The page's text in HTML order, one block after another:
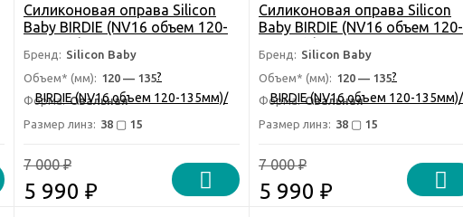
Силиконовая оправа Silicon
Baby BIRDIE (NV16 объем 120-
антивандальная оправа для
очков - Силикон бэйби
Бренд: Silicon Baby
Объем* (мм): 120 — 135?
Форма: Овальная
Размер линз: 38 ▢ 15
7 000₽
5 990 ₽
Силиконовая оправа Silicon
Baby BIRDIE (NV16 объем 120-
антивандальная оправа для
очков - Силикон бэйби
Бренд: Silicon Baby
Объем* (мм): 120 — 135?
Форма: Овальная
Размер линз: 38 ▢ 15
7 000₽
5 990 ₽